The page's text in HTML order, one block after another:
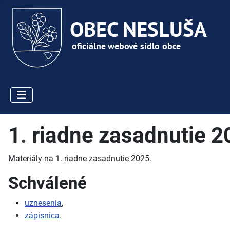
1. riadne zasadnutie
Materiály na 1. riadne zasadnutie 2025.
Schválené
uznesenia,
zápisnica.